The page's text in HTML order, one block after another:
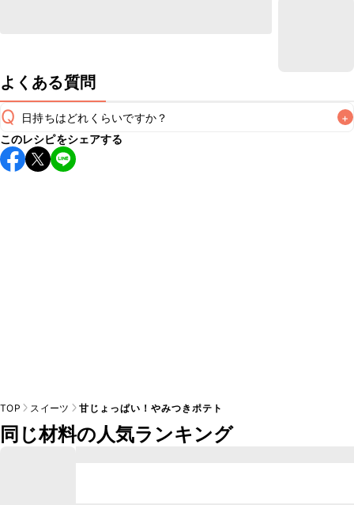
よくある質問
Q 日持ちはどれくらいですか？ +
保存期間は冷蔵で翌日中が目安です。なるべくお早めにお召
し上がりください。
このレシピをシェアする
TOP スイーツ 甘じょっぱい！やみつきポテト
同じ材料の人気ランキング